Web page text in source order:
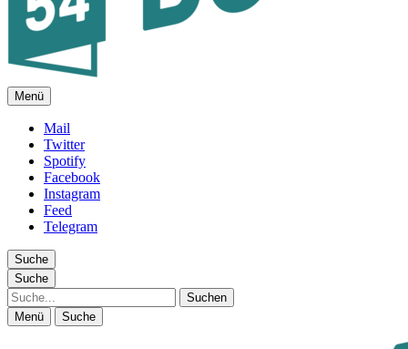
FEUILLETON IM INTERNET
Menü
Mail
Twitter
Spotify
Facebook
Instagram
Feed
Telegram
Suche
Suche
Suche
Menü Suche